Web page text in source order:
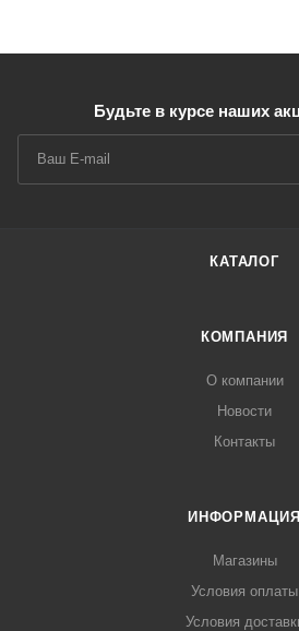
Будьте в курсе наших
КАТАЛОГ
КОМПАНИЯ
О компании
Новости
Контакты
ИНФОРМАЦИЯ
Магазины
Условия оплаты
Условия